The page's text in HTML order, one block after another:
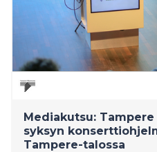
Mediakutsu:
syksyn
Tampere-talossa